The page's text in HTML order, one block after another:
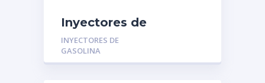
Inyectores de
Gasolina MGR-
01322012: RENAULT
CLIO – SYMBOL –
INYECTORES DE
GASOLINA